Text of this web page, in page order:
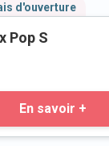
d'ouverture
Pop S
En savoir +